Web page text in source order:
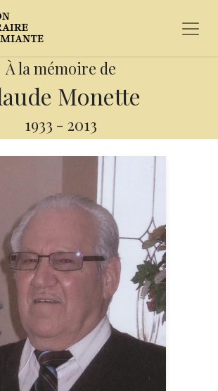
À la mémoire de
Monette
1933 - 2013